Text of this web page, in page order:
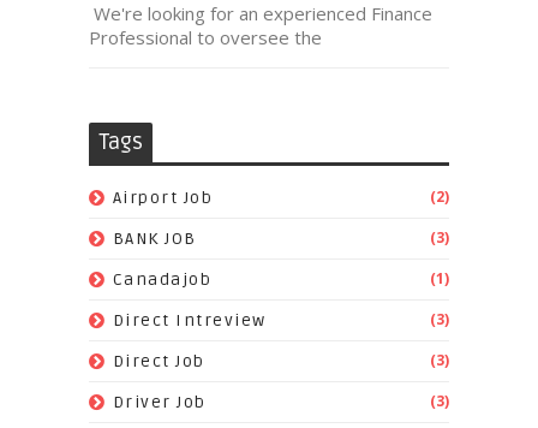
We're looking for an experienced Finance
Professional to oversee the
Tags
Airport Job (2)
BANK JOB (3)
Canadajob (1)
Direct Intreview (3)
Direct Job (3)
Driver Job (3)